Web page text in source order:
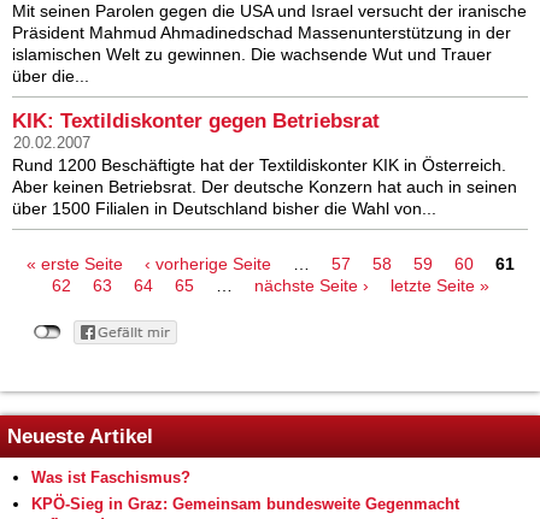
Mit seinen Parolen gegen die USA und Israel versucht der iranische
Präsident Mahmud Ahmadinedschad Massenunterstützung in der
islamischen Welt zu gewinnen. Die wachsende Wut und Trauer
über die...
KIK: Textildiskonter gegen Betriebsrat
20.02.2007
Rund 1200 Beschäftigte hat der Textildiskonter KIK in Österreich.
Aber keinen Betriebsrat. Der deutsche Konzern hat auch in seinen
über 1500 Filialen in Deutschland bisher die Wahl von...
Seiten
« erste Seite ‹ vorherige Seite … 57 58 59 60
61
62
63 64 65 … nächste Seite › letzte Seite »
Neueste Artikel
Was ist Faschismus?
KPÖ-Sieg in Graz: Gemeinsam bundesweite Gegenmacht